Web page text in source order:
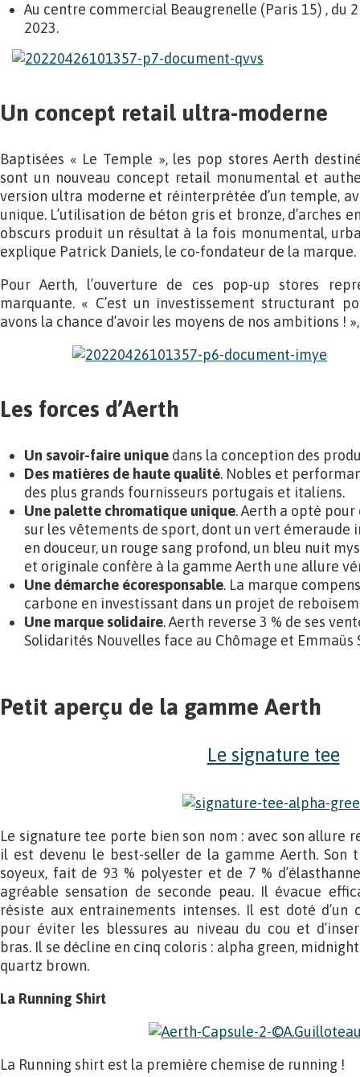
Au centre commercial Beaugrenelle (Paris 15) , du
2023.
Un concept retail ultra-moderne
Baptisées « Le Temple », les pop stores Aerth
sont un nouveau concept retail monumental et
version ultra moderne et réinterprétée d’un temple,
unique. L’utilisation de béton gris et bronze, d’arches
obscurs produit un résultat à la fois monumental,
explique Patrick Daniels, le co-fondateur de la marque.
Pour Aerth, l’ouverture de ces pop-up stores
marquante. « C’est un investissement structurant
avons la chance d’avoir les moyens de nos ambitions !
Les forces d’Aerth
Un savoir-faire unique dans la conception des
Des matières de haute qualité. Nobles et
des plus grands fournisseurs portugais et italiens.
Une palette chromatique unique. Aerth a opté
sur les vêtements de sport, dont un vert émeraude
en douceur, un rouge sang profond, un bleu nuit
et originale confère à la gamme Aerth une allure
Une démarche écoresponsable. La marque
carbone en investissant dans un projet de
Une marque solidaire. Aerth reverse 3 % de ses
Solidarités Nouvelles face au Chômage et Emmaüs
Petit aperçu de la gamme Aerth
Le signature tee
Le signature tee porte bien son nom : avec son allure
il est devenu le best-seller de la gamme Aerth. Son
soyeux, fait de 93 % polyester et de 7 %
agréable sensation de seconde peau. Il évacue
résiste aux entrainements intenses. Il est doté d’un
pour éviter les blessures au niveau du cou et
bras. Il se décline en cinq coloris : alpha green,
quartz brown.
La Running Shirt
La Running shirt est la première chemise de running !